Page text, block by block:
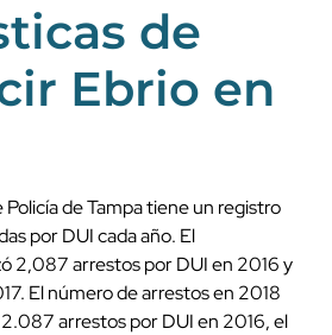
de
Ebrio en
de Tampa tiene un registro
por DUI cada año. El
2,087 arrestos por DUI en 2016 y
El número de arrestos en 2018
arrestos por DUI en 2016, el